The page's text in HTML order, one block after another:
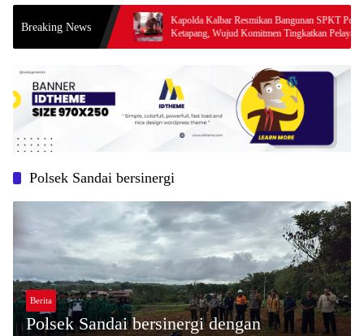
Breaking News
kecamatan
nungu apa,?
Kapolda Kalbar Resmikan Bangunan SPKT Polres
Ketapang, Wujud Komitmen Tingkatkan Pelayanan
Prima Kepolisian
Polsek Sandai bersinergi
Berita
Polsek Sandai bersinergi dengan